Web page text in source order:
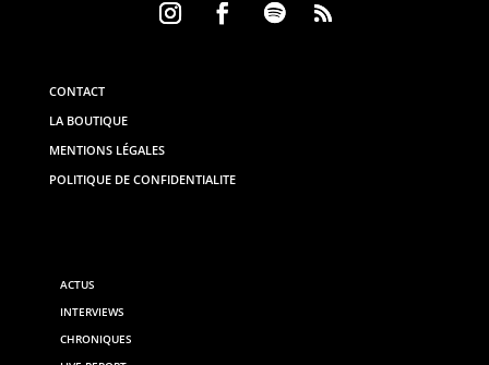
CONTACT
LA BOUTIQUE
MENTIONS LÉGALES
POLITIQUE DE CONFIDENTIALITE
ACTUS
INTERVIEWS
CHRONIQUES